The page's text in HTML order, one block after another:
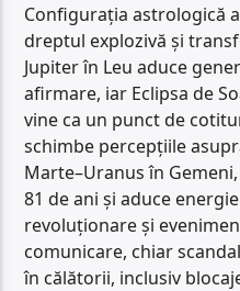
Configurația astrologică
dreptul explozivă și
Jupiter în Leu aduce
afirmare, iar Eclipsa de
vine ca un punct de
schimbe percepțiile
Marte–Uranus în
81 de ani și aduce
revoluționare și
comunicare, chiar
în călătorii, inclusiv